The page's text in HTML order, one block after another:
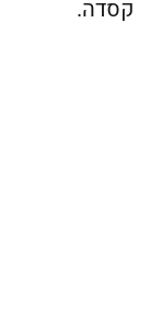
קסדה.